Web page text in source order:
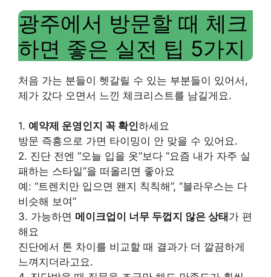
광주에서 방문할 때 체크
하면 좋은 실전 팁 5가지
처음 가는 분들이 헷갈릴 수 있는 부분들이 있어서,
제가 갔다 오면서 느낀 체크리스트를 남길게요.
1. 예약제 운영인지 꼭 확인하세요
방문 즉흥으로 가면 타이밍이 안 맞을 수 있어요.
2. 진단 전엔 “오늘 입을 옷”보다 “요즘 내가 자주 실
패하는 스타일”을 떠올리면 좋아요
예: “트렌치만 입으면 왠지 칙칙해”, “블라우스는 다
비슷해 보여”
3. 가능하면 메이크업이 너무 두껍지 않은 상태 가 편
해요
진단에서 톤 차이를 비교할 때 결과가 더 깔끔하게
느껴지더라고요.